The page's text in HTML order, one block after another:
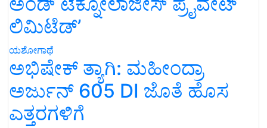
ಲಿಮಿಟೆಡ್’
ಯಶೋಗಾಥೆ
ಅಭಿಷೇಕ್ ತ್ಯಾಗಿ: ಮಹೀಂದ್ರಾ
ಅರ್ಜುನ್ 605 DI ಜೊತೆ ಹೊಸ
ಎತ್ತರಗಳಿಗೆ